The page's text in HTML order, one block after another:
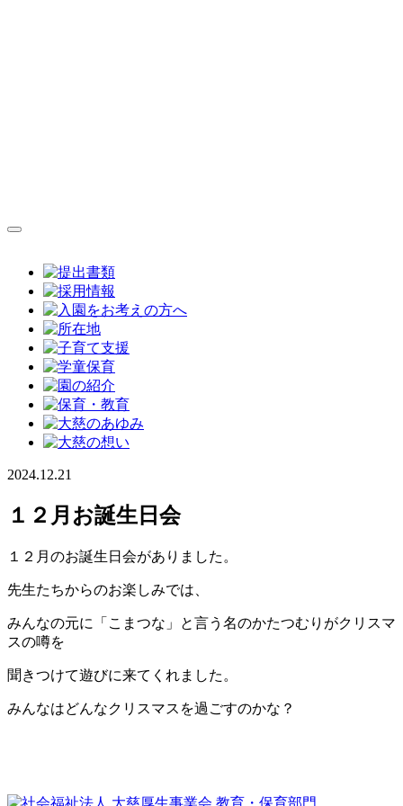
2024.12.21
１２月お誕生日会
１２月のお誕生日会がありました。
先生たちからのお楽しみでは、
みんなの元に「こまつな」と言う名のかたつむりがクリスマ
スの噂を
聞きつけて遊びに来てくれました。
みんなはどんなクリスマスを過ごすのかな？